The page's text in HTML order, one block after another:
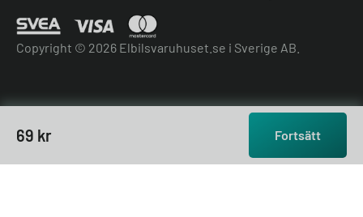
Copyright © 2026 Elbilsvaruhuset.se i Sverige AB.
69 kr Fortsätt